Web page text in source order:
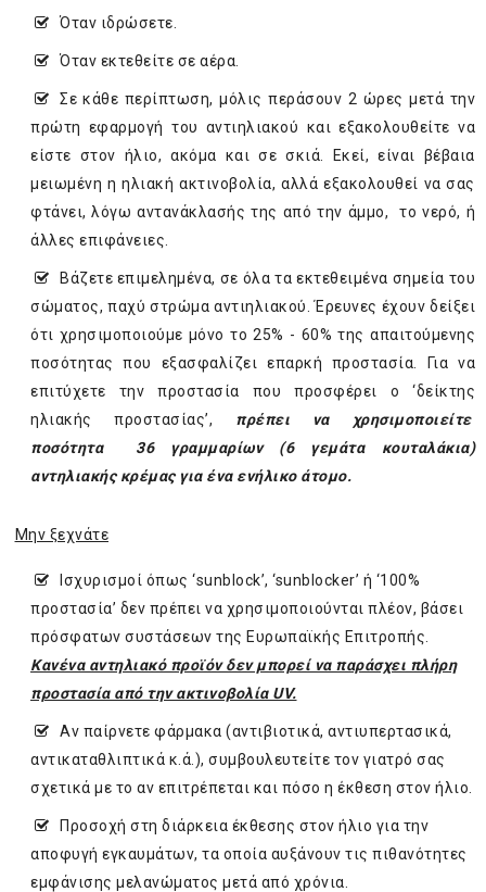
Όταν ιδρώσετε.
Όταν εκτεθείτε σε αέρα.
Σε κάθε περίπτωση, μόλις περάσουν 2 ώρες μετά την
πρώτη εφαρμογή του αντιηλιακού και εξακολουθείτε να
είστε στον ήλιο, ακόμα και σε σκιά. Εκεί, είναι βέβαια
μειωμένη η ηλιακή ακτινοβολία, αλλά εξακολουθεί να σας
φτάνει, λόγω αντανάκλασής της από την άμμο, το νερό, ή
άλλες επιφάνειες.
Βάζετε επιμελημένα, σε όλα τα εκτεθειμένα σημεία του
σώματος, παχύ στρώμα αντιηλιακού. Έρευνες έχουν δείξει
ότι χρησιμοποιούμε μόνο το 25% - 60% της απαιτούμενης
ποσότητας που εξασφαλίζει επαρκή προστασία. Για να
επιτύχετε την προστασία που προσφέρει ο ‘δείκτης
ηλιακής προστασίας’, πρέπει να χρησιµοποιείτε
ποσότητα 36 γραμμαρίων (6 γεµάτα κουταλάκια)
αντηλιακής κρέµας για ένα ενήλικο άτοµο.
Μην ξεχνάτε
Ισχυρισµοί όπως ‘sunblock’, ‘sunblocker’ ή ‘100%
προστασία’ δεν πρέπει να χρησιμοποιούνται πλέον, βάσει
πρόσφατων συστάσεων της Ευρωπαϊκής Επιτροπής.
Κανένα αντηλιακό προϊόν δεν μπορεί να παράσχει πλήρη
προστασία από την ακτινοβολία UV.
Αν παίρνετε φάρμακα (αντιβιοτικά, αντιυπερτασικά,
αντικαταθλιπτικά κ.ά.), συμβουλευτείτε τον γιατρό σας
σχετικά με το αν επιτρέπεται και πόσο η έκθεση στον ήλιο.
Προσοχή στη διάρκεια έκθεσης στον ήλιο για την
αποφυγή εγκαυμάτων, τα οποία αυξάνουν τις πιθανότητες
εμφάνισης μελανώματος μετά από χρόνια.